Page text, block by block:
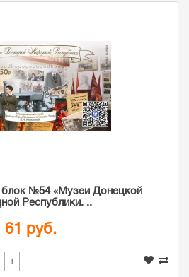
блок №54 «Музеи Донецкой
Республики. ..
61 руб.
+